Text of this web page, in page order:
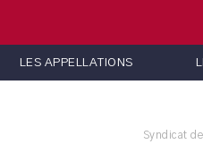
LES APPELLATIONS
Syndicat